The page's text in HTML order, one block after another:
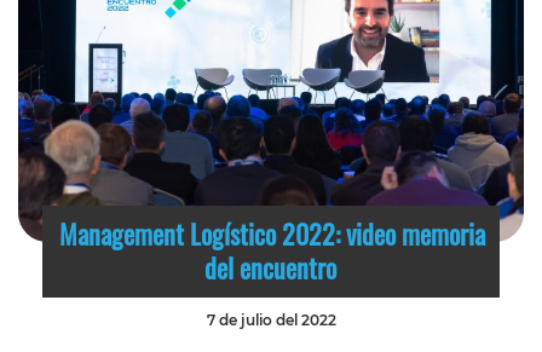
Management Logístico 2022: video memoria
del encuentro
7 de julio del 2022